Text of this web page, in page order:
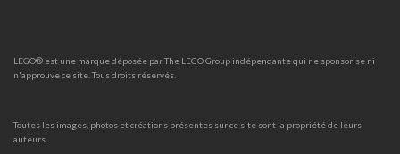
LEGO® est une marque déposée par The LEGO Group indépendante qui ne sponsorise ni
n'approuve ce site. Tous droits réservés.
Toutes les images, photos et créations présentes sur ce site sont la propriété de leurs
auteurs.